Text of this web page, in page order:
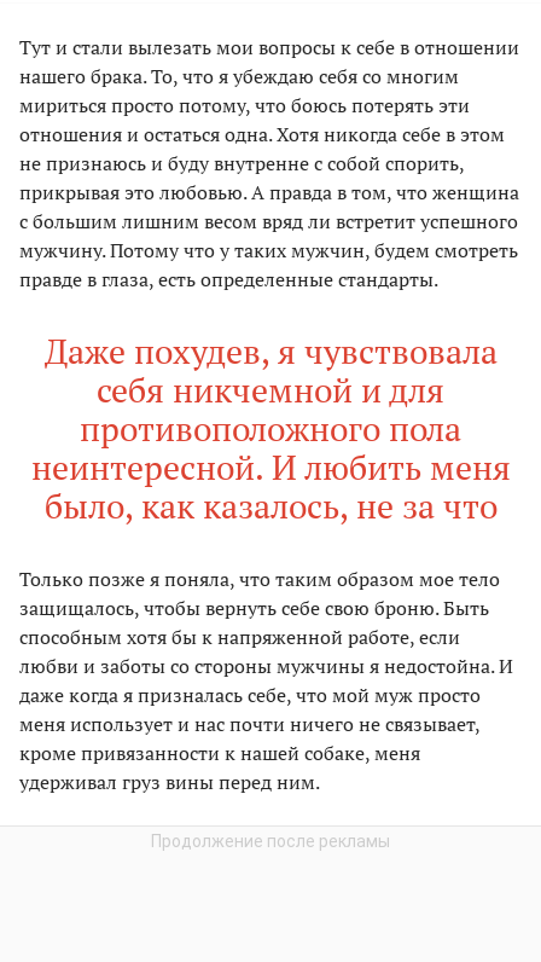
Тут и стали вылезать мои вопросы к себе в отношении
нашего брака. То, что я убеждаю себя со многим
мириться просто потому, что боюсь потерять эти
отношения и остаться одна. Хотя никогда себе в этом
не признаюсь и буду внутренне с собой спорить,
прикрывая это любовью. А правда в том, что женщина
с большим лишним весом вряд ли встретит успешного
мужчину. Потому что у таких мужчин, будем смотреть
правде в глаза, есть определенные стандарты.
Даже похудев, я чувствовала
себя никчемной и для
противоположного пола
неинтересной. И любить меня
было, как казалось, не за что
Только позже я поняла, что таким образом мое тело
защищалось, чтобы вернуть себе свою броню. Быть
способным хотя бы к напряженной работе, если
любви и заботы со стороны мужчины я недостойна. И
даже когда я призналась себе, что мой муж просто
меня использует и нас почти ничего не связывает,
кроме привязанности к нашей собаке, меня
удерживал груз вины перед ним.